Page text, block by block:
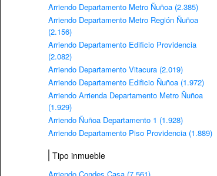
Arriendo Departamento Metro Ñuñoa (2.385)
Arriendo Departamento Metro Región Ñuñoa
(2.156)
Arriendo Departamento Edificio Providencia
(2.082)
Arriendo Departamento Vitacura (2.019)
Arriendo Departamento Edificio Ñuñoa (1.972)
Arriendo Arrienda Departamento Metro Ñuñoa
(1.929)
Arriendo Ñuñoa Departamento 1 (1.928)
Arriendo Departamento Piso Providencia (1.889)
Tipo inmueble